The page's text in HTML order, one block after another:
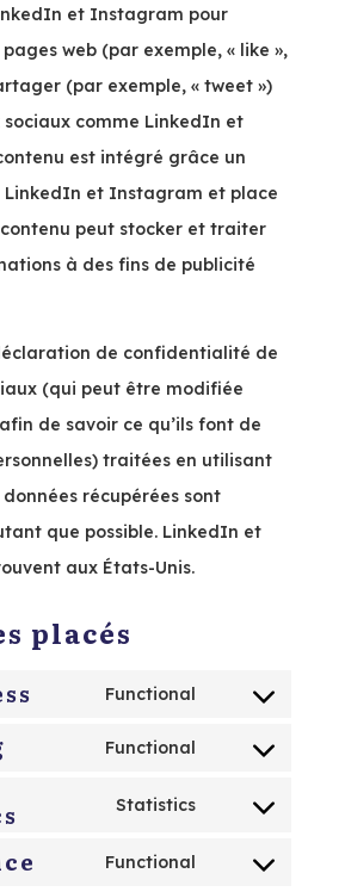
et Instagram pour
web (par exemple, « like »,
(par exemple, « tweet »)
sociaux comme LinkedIn et
est intégré grâce un
LinkedIn et Instagram et place
contenu peut stocker et traiter
à des fins de publicité
de confidentialité de
(qui peut être modifiée
de savoir ce qu’ils font de
traitées en utilisant
données récupérées sont
que possible. LinkedIn et
aux États-Unis.
placés
Functional
Consent
wordpress
Functional
Consent
polylang
Statistics
Consent
Functional
Consent